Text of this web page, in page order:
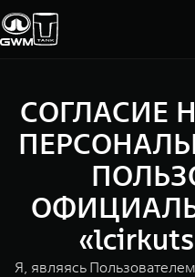
ВЫБОР АВТОМОБИЛЯ
Спецпредложения
ГАРАНТИЯ И ПОДДЕРЖКА
Гарантия
ИНФОРМАЦИЯ
О нас
СОГЛАСИЕ
Я, являясь